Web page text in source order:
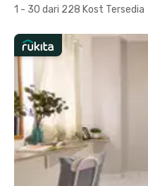
1 - 30 dari 228 Kost Tersedia